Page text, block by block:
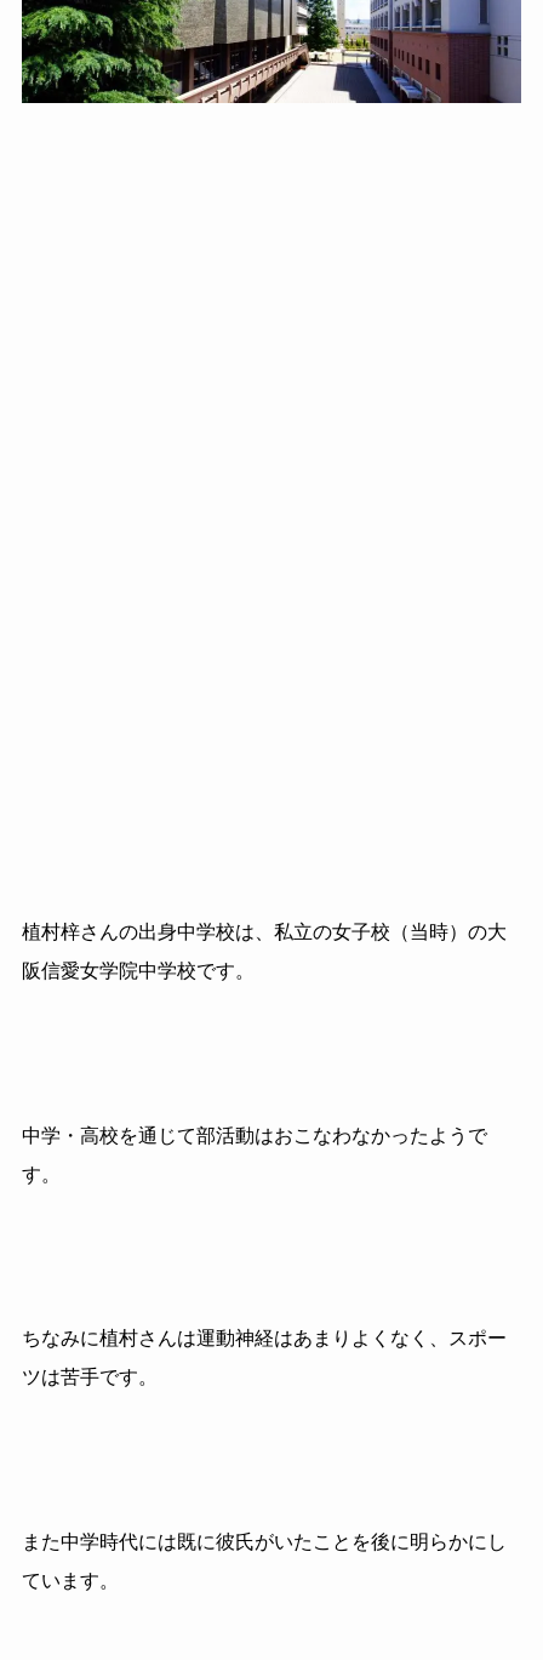
植村梓さんの出身中学校は、私立の女子校（当時）の大
阪信愛女学院中学校です。
中学・高校を通じて部活動はおこなわなかったようで
す。
ちなみに植村さんは運動神経はあまりよくなく、スポー
ツは苦手です。
また中学時代には既に彼氏がいたことを後に明らかにし
ています。